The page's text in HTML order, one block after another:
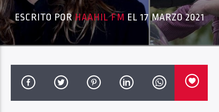
PROGRAMA ACTUAL
BACK TO ROCK
ESCRITO PORHAAHIL FM EL 17 MARZO 2021